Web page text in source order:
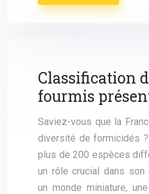
Classification
fourmis
Saviez-vous que la
diversité de formicidés
plus de 200 espèces
un rôle crucial dans son
un monde miniature,